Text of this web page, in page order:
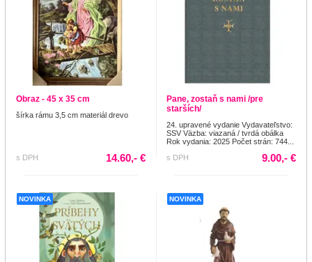
Obraz - 45 x 35 cm
šírka rámu 3,5 cm materiál drevo
s DPH 14.60,- €
Pane, zostaň s nami /pre
starších/
24. upravené vydanie Vydavateľstvo:
SSV Väzba: viazaná / tvrdá obálka
Rok vydania: 2025 Počet strán: 744...
s DPH
9.00,- €
NOVINKA NOVINKA